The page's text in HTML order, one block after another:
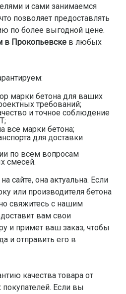
и сами занимаемся
позволяет предоставлять
по более выгодной цене.
в Прокопьевскев любых
марки бетона для ваших
требований;
и точное соблюдение
все марки бетона;
для доставки
по всем вопросам
смесей.
сайте, она актуальна. Если
или производителя бетона
свяжитесь с нашим
вам свои
и примет ваш заказ, чтобы
и отправить его в
качества товара от
покупателей. Если вы